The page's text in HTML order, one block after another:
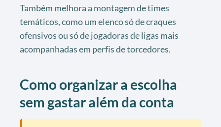
Também melhora a montagem de times
temáticos, como um elenco só de craques
ofensivos ou só de jogadoras de ligas mais
acompanhadas em perfis de torcedores.
Como organizar a escolha
sem gastar além da conta